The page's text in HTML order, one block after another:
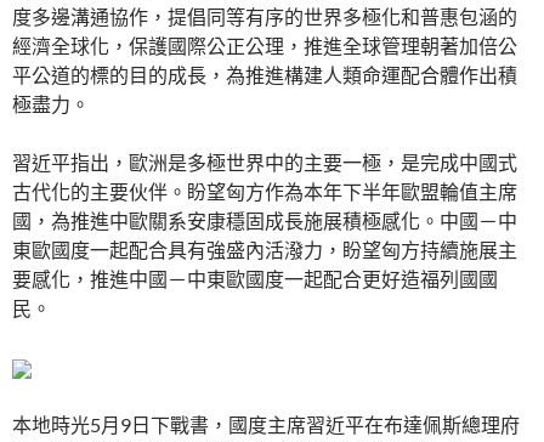
度多邊溝通協作，提倡同等有序的世界多極化和普惠包涵的
經濟全球化，保護國際公正公理，推進全球管理朝著加倍公
平公道的標的目的成長，為推進構建人類命運配合體作出積
極盡力。
習近平指出，歐洲是多極世界中的主要一極，是完成中國式
古代化的主要伙伴。盼望匈方作為本年下半年歐盟輪值主席
國，為推進中歐關系安康穩固成長施展積極感化。中國－中
東歐國度一起配合具有強盛內活潑力，盼望匈方持續施展主
要感化，推進中國－中東歐國度一起配合更好造福列國國
民。
本地時光5月9日下戰書，國度主席習近平在布達佩斯總理府